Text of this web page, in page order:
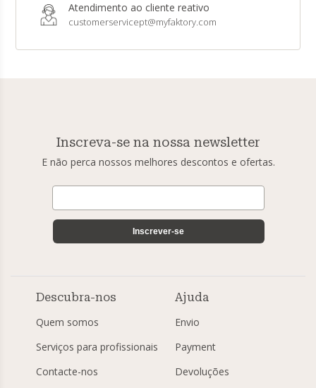
Atendimento ao cliente reativo
customerservicept@myfaktory.com
Inscreva-se na nossa newsletter
E não perca nossos melhores descontos e ofertas.
Inscrever-se
Descubra-nos
Quem somos
Serviços para profissionais
Contacte-nos
Ajuda
Envio
Payment
Devoluções